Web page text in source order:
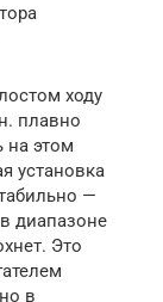
ходу
плавно
на этом
установка
—
диапазоне
Это
в